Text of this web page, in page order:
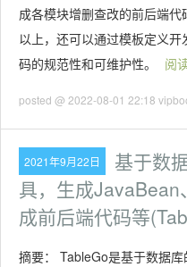
成各模块增删查改的前后端
以上，还可以通过模板定义
码的规范性和可维护性。
阅
posted @ 2022-08-01 22:18
2021年9月22日
基于数
具，生成JavaBean
成前后端代码等
摘要： TableGo是基于数据